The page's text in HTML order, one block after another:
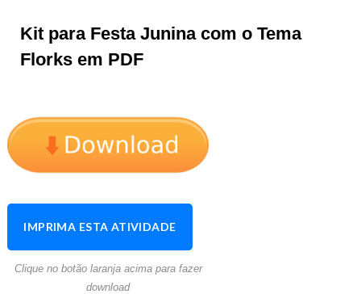
Kit para Festa Junina com o Tema
Florks em PDF
IMPRIMA ESTA ATIVIDADE
Clique no botão laranja acima para fazer
download